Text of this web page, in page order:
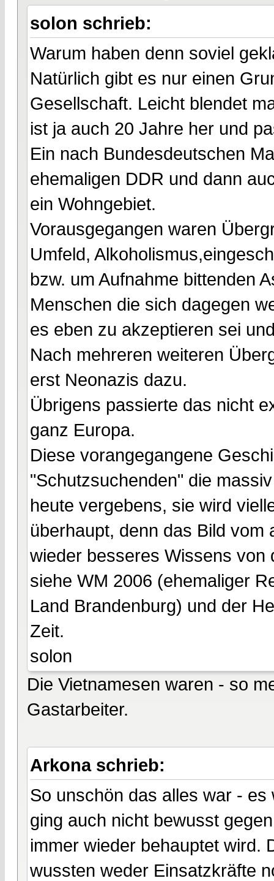
solon schrieb:
Warum haben denn soviel
Natürlich gibt es nur einen
Gesellschaft. Leicht blendet
ist ja auch 20 Jahre her und
Ein nach Bundesdeutschen
ehemaligen DDR und dann
ein Wohngebiet.
Vorausgegangen waren
Umfeld,
bzw. um Aufnahme bittenden
Menschen die sich dagegen
es eben zu akzeptieren sei
Nach mehreren weiteren
erst Neonazis dazu.
Übrigens passierte das nicht
ganz Europa.
Diese vorangegangene
"Schutzsuchenden" die
heute vergebens, sie wird
überhaupt, denn das Bild
wieder besseres Wissens von
siehe WM 2006 (ehemaliger
Land Brandenburg) und der
Zeit.
solon
Die Vietnamesen waren - so
Gastarbeiter.
Arkona schrieb:
So unschön das alles war -
ging auch nicht bewusst
immer wieder behauptet wird.
wussten weder Einsatzkräfte